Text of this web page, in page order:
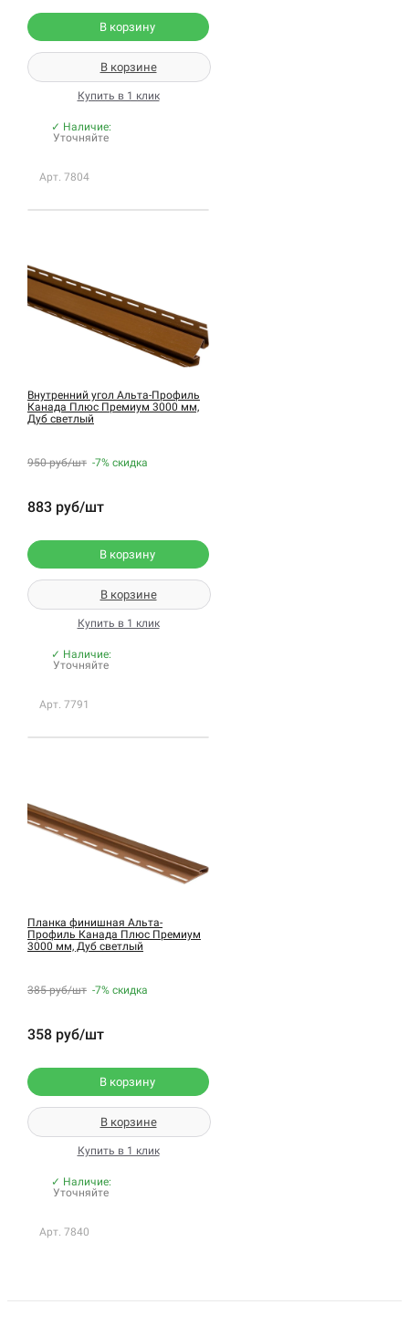
В корзину
В корзине
Купить в 1 клик
✓ Наличие:
Уточняйте
Арт. 7804
Внутренний угол Альта-Профиль
Канада Плюс Премиум 3000 мм,
Дуб светлый
950 руб/шт -7% скидка
883 руб/шт
В корзину
В корзине
Купить в 1 клик
✓ Наличие:
Уточняйте
Арт. 7791
Планка финишная Альта-
Профиль Канада Плюс Премиум
3000 мм, Дуб светлый
385 руб/шт -7% скидка
358 руб/шт
В корзину
В корзине
Купить в 1 клик
✓ Наличие:
Уточняйте
Арт. 7840